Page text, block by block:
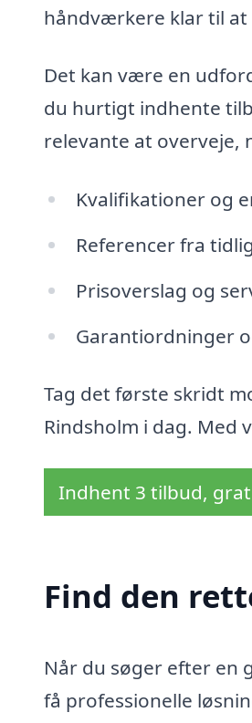
håndværkere klar til at
Det kan være en
du hurtigt indhente
relevante at overveje,
Kvalifikationer og
Referencer fra
Prisoverslag og
Garantiordninger
Tag det første skridt
Rindsholm i dag.
Indhent 3 tilbud,
Find den
Når du søger efter en
få professionelle